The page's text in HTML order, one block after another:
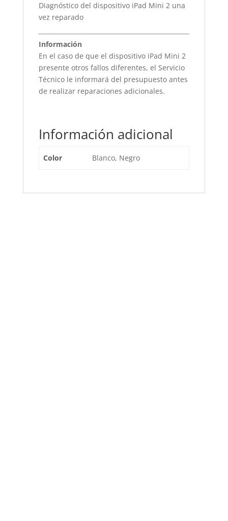
Diagnóstico del dispositivo iPad Mini 2 una
vez reparado
Información
En el caso de que el dispositivo iPad Mini 2
presente otros fallos diferentes, el Servicio
Técnico le informará del presupuesto antes
de realizar reparaciones adicionales.
Información adicional
Color Blanco, Negro